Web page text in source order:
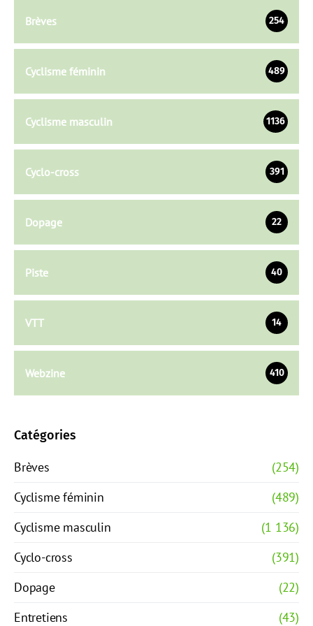
Brèves 254
Cyclisme féminin 489
Cyclisme masculin 1136
Cyclo-cross 391
Dopage 22
Piste 40
VTT 14
Webzine 410
Catégories
Brèves
(254)
Cyclisme féminin
(489)
Cyclisme masculin
(1 136)
Cyclo-cross
(391)
Dopage
(22)
Entretiens
(43)